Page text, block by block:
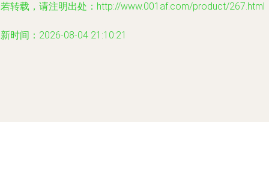
转载，请注明出处：http://www.001af.com/product/267.html
时间：2026-08-04 21:10:21